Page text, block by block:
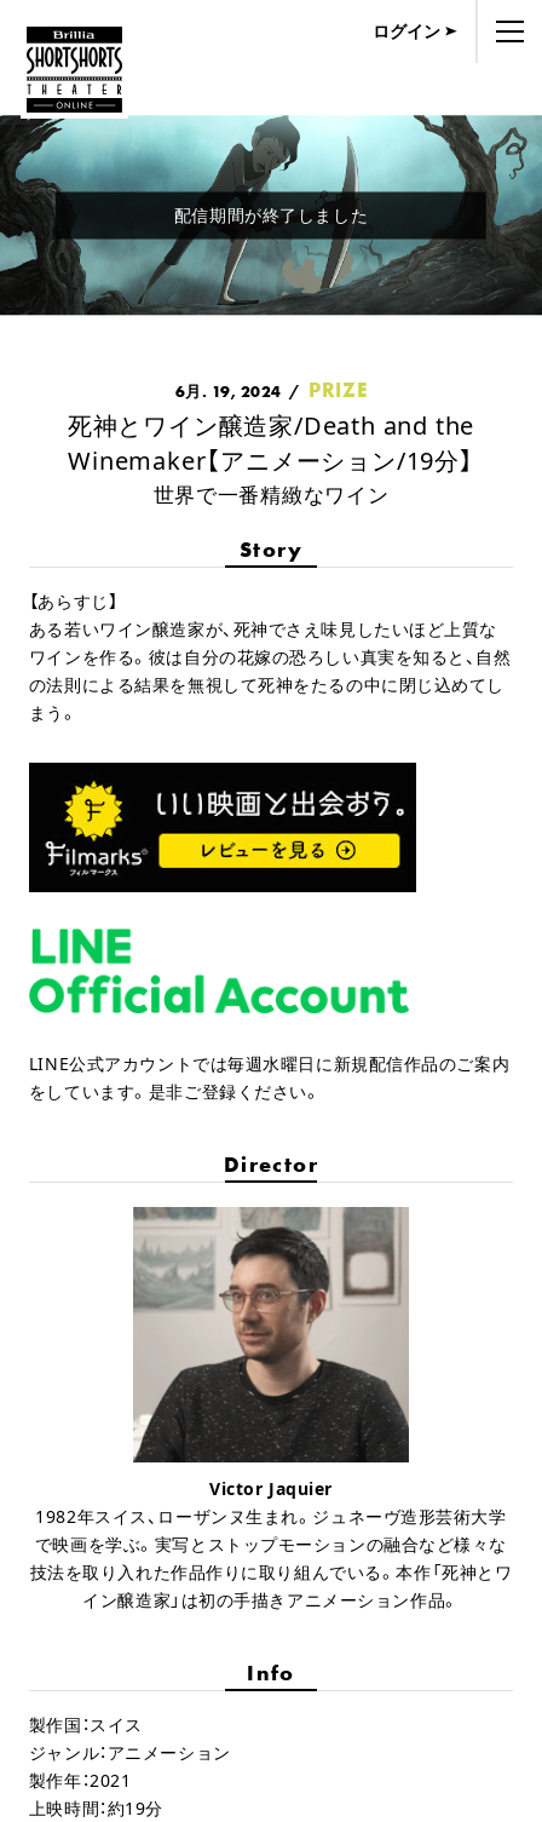
ログイン
配信期間が終了しました
6月. 19, 2024 PRIZE
死神とワイン醸造家/Death and the
Winemaker【アニメーション/19分】
世界で一番精緻なワイン
Story
【あらすじ】
ある若いワイン醸造家が、死神でさえ味見したいほど上質な
ワインを作る。彼は自分の花嫁の恐ろしい真実を知ると、自然
の法則による結果を無視して死神をたるの中に閉じ込めてし
まう。
LINE公式アカウントでは毎週水曜日に新規配信作品のご案内
をしています。是非ご登録ください。
Director
Victor Jaquier
1982年スイス、ローザンヌ生まれ。ジュネーヴ造形芸術大学
で映画を学ぶ。実写とストップモーションの融合など様々な
技法を取り入れた作品作りに取り組んでいる。本作「死神とワ
イン醸造家」は初の手描きアニメーション作品。
Info
製作国：スイス
ジャンル：アニメーション
製作年：2021
上映時間：約19分